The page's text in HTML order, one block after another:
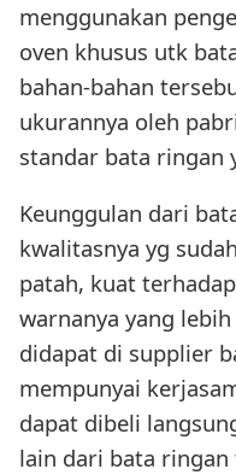
menggunakan
oven khusus utk
bahan-bahan
ukurannya oleh
standar bata ringan
Keunggulan dari
kwalitasnya yg
patah, kuat
warnanya yang
didapat di supplier
mempunyai
dapat dibeli
lain dari bata